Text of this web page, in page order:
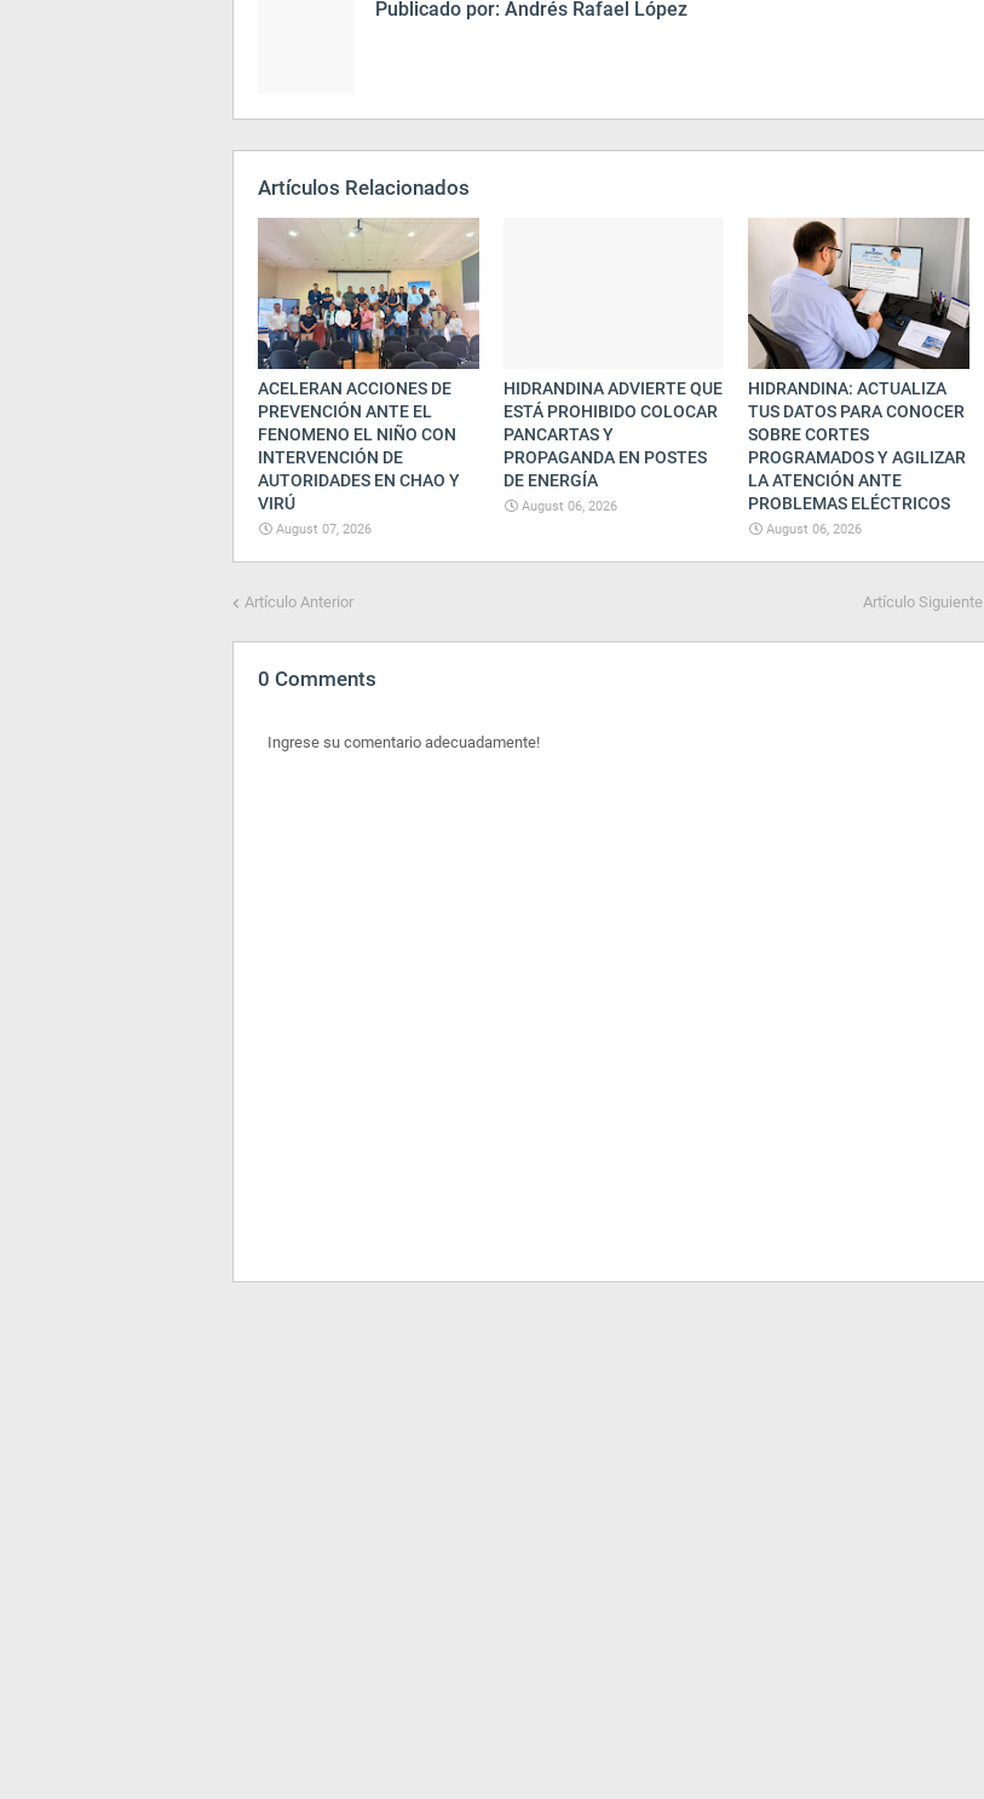
Publicado por: Andrés Rafael López
Artículos Relacionados
ACELERAN ACCIONES DE
PREVENCIÓN ANTE EL
FENOMENO EL NIÑO CON
INTERVENCIÓN DE
AUTORIDADES EN CHAO Y
VIRÚ
August 07, 2026
HIDRANDINA ADVIERTE QUE
ESTÁ PROHIBIDO COLOCAR
PANCARTAS Y
PROPAGANDA EN POSTES
DE ENERGÍA
August 06, 2026
HIDRANDINA: ACTUALIZA
TUS DATOS PARA CONOCER
SOBRE CORTES
PROGRAMADOS Y AGILIZAR
LA ATENCIÓN ANTE
PROBLEMAS ELÉCTRICOS
August 06, 2026
Artículo Anterior Artículo Siguiente
0 Comments
Ingrese su comentario adecuadamente!